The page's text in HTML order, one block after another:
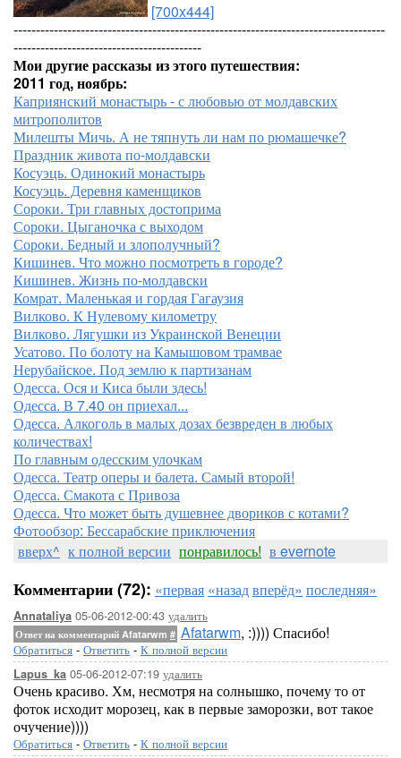
[700x444]
-----------------------------------------------------------------------------------
------------------------------------------
Мои другие рассказы из этого путешествия:
2011 год, ноябрь:
Каприянский монастырь - с любовью от молдавских
митрополитов
Милешты Мичь. А не тяпнуть ли нам по рюмашечке?
Праздник живота по-молдавски
Косуэць. Одинокий монастырь
Косуэць. Деревня каменщиков
Сороки. Три главных достоприма
Сороки. Цыганочка с выходом
Сороки. Бедный и злополучный?
Кишинев. Что можно посмотреть в городе?
Кишинев. Жизнь по-молдавски
Комрат. Маленькая и гордая Гагаузия
Вилково. К Нулевому километру
Вилково. Лягушки из Украинской Венеции
Усатово. По болоту на Камышовом трамвае
Нерубайское. Под землю к партизанам
Одесса. Ося и Киса были здесь!
Одесса. В 7.40 он приехал...
Одесса. Алкоголь в малых дозах безвреден в любых
количествах!
По главным одесским улочкам
Одесса. Театр оперы и балета. Самый второй!
Одесса. Смакота с Привоза
Одесса. Что может быть душевнее двориков с котами?
Фотообзор: Бессарабские приключения
вверх^ к полной версии понравилось! в evernote
Комментарии (72): «первая «назадвперёд» последняя»
Annataliya 05-06-2012-00:43 удалить
Ответ на комментарий Afatarwm # Afatarwm, :)))) Спасибо!
Обратиться - Ответить - К полной версии
Lapus_ka 05-06-2012-07:19 удалить
Очень красиво. Хм, несмотря на солнышко, почему то от
фоток исходит морозец, как в первые заморозки, вот такое
очучение))))
Обратиться - Ответить - К полной версии